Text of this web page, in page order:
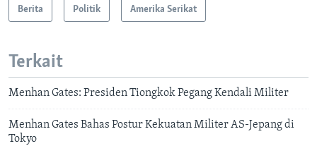
Berita Politik Amerika Serikat
Terkait
Menhan Gates: Presiden Tiongkok Pegang Kendali Militer
Menhan Gates Bahas Postur Kekuatan Militer AS-Jepang di
Tokyo